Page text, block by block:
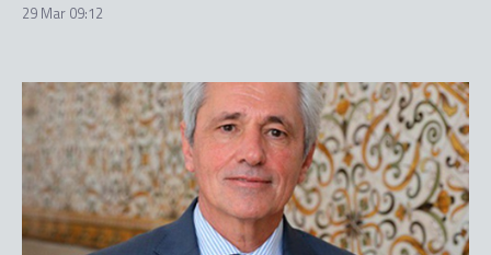
29 Mar 09:12